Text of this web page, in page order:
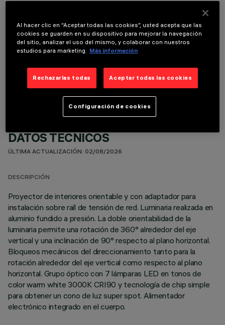
COMPONENTES OPCIONALES
DATOS TÉCNICOS
ÚLTIMA ACTUALIZACIÓN: 02/08/2026
DESCRIPCIÓN
Proyector de interiores orientable y con adaptador para
instalación sobre raíl de tensión de red. Luminaria realizada en
aluminio fundido a presión. La doble orientabilidad de la
luminaria permite una rotación de 360° alrededor del eje
vertical y una inclinación de 90° respecto al plano horizontal.
Bloqueos mecánicos del direccionamiento tanto para la
rotación alrededor del eje vertical como respecto al plano
horizontal. Grupo óptico con 7 lámparas LED en tonos de
color warm white 3000K CRI90 y tecnología de chip simple
para obtener un cono de luz super spot. Alimentador
electrónico integrado en el cuerpo.
Al hacer clic en “Aceptar todas las cookies”, usted acepta que las
cookies se guarden en su dispositivo para mejorar la navegación
del sitio, analizar el uso del mismo, y colaborar con nuestros
estudios para marketing. Más información
Rechazarlas todas Aceptar todas las cookies
Configuración de cookies